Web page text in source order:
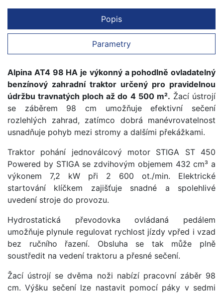
Popis
Parametry
Alpina AT4 98 HA je výkonný a pohodlně ovladatelný
benzínový zahradní traktor určený pro pravidelnou
údržbu travnatých ploch až do 4 500 m². Žací ústrojí
se záběrem 98 cm umožňuje efektivní sečení
rozlehlých zahrad, zatímco dobrá manévrovatelnost
usnadňuje pohyb mezi stromy a dalšími překážkami.
Traktor pohání jednoválcový motor STIGA ST 450
Powered by STIGA se zdvihovým objemem 432 cm³ a
výkonem 7,2 kW při 2 600 ot./min. Elektrické
startování klíčkem zajišťuje snadné a spolehlivé
uvedení stroje do provozu.
Hydrostatická převodovka ovládaná pedálem
umožňuje plynule regulovat rychlost jízdy vpřed i vzad
bez ručního řazení. Obsluha se tak může plně
soustředit na vedení traktoru a přesné sečení.
Žací ústrojí se dvěma noži nabízí pracovní záběr 98
cm. Výšku sečení lze nastavit pomocí páky v sedmi